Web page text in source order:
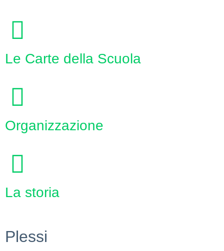
Le Carte della Scuola
Organizzazione
La storia
Plessi